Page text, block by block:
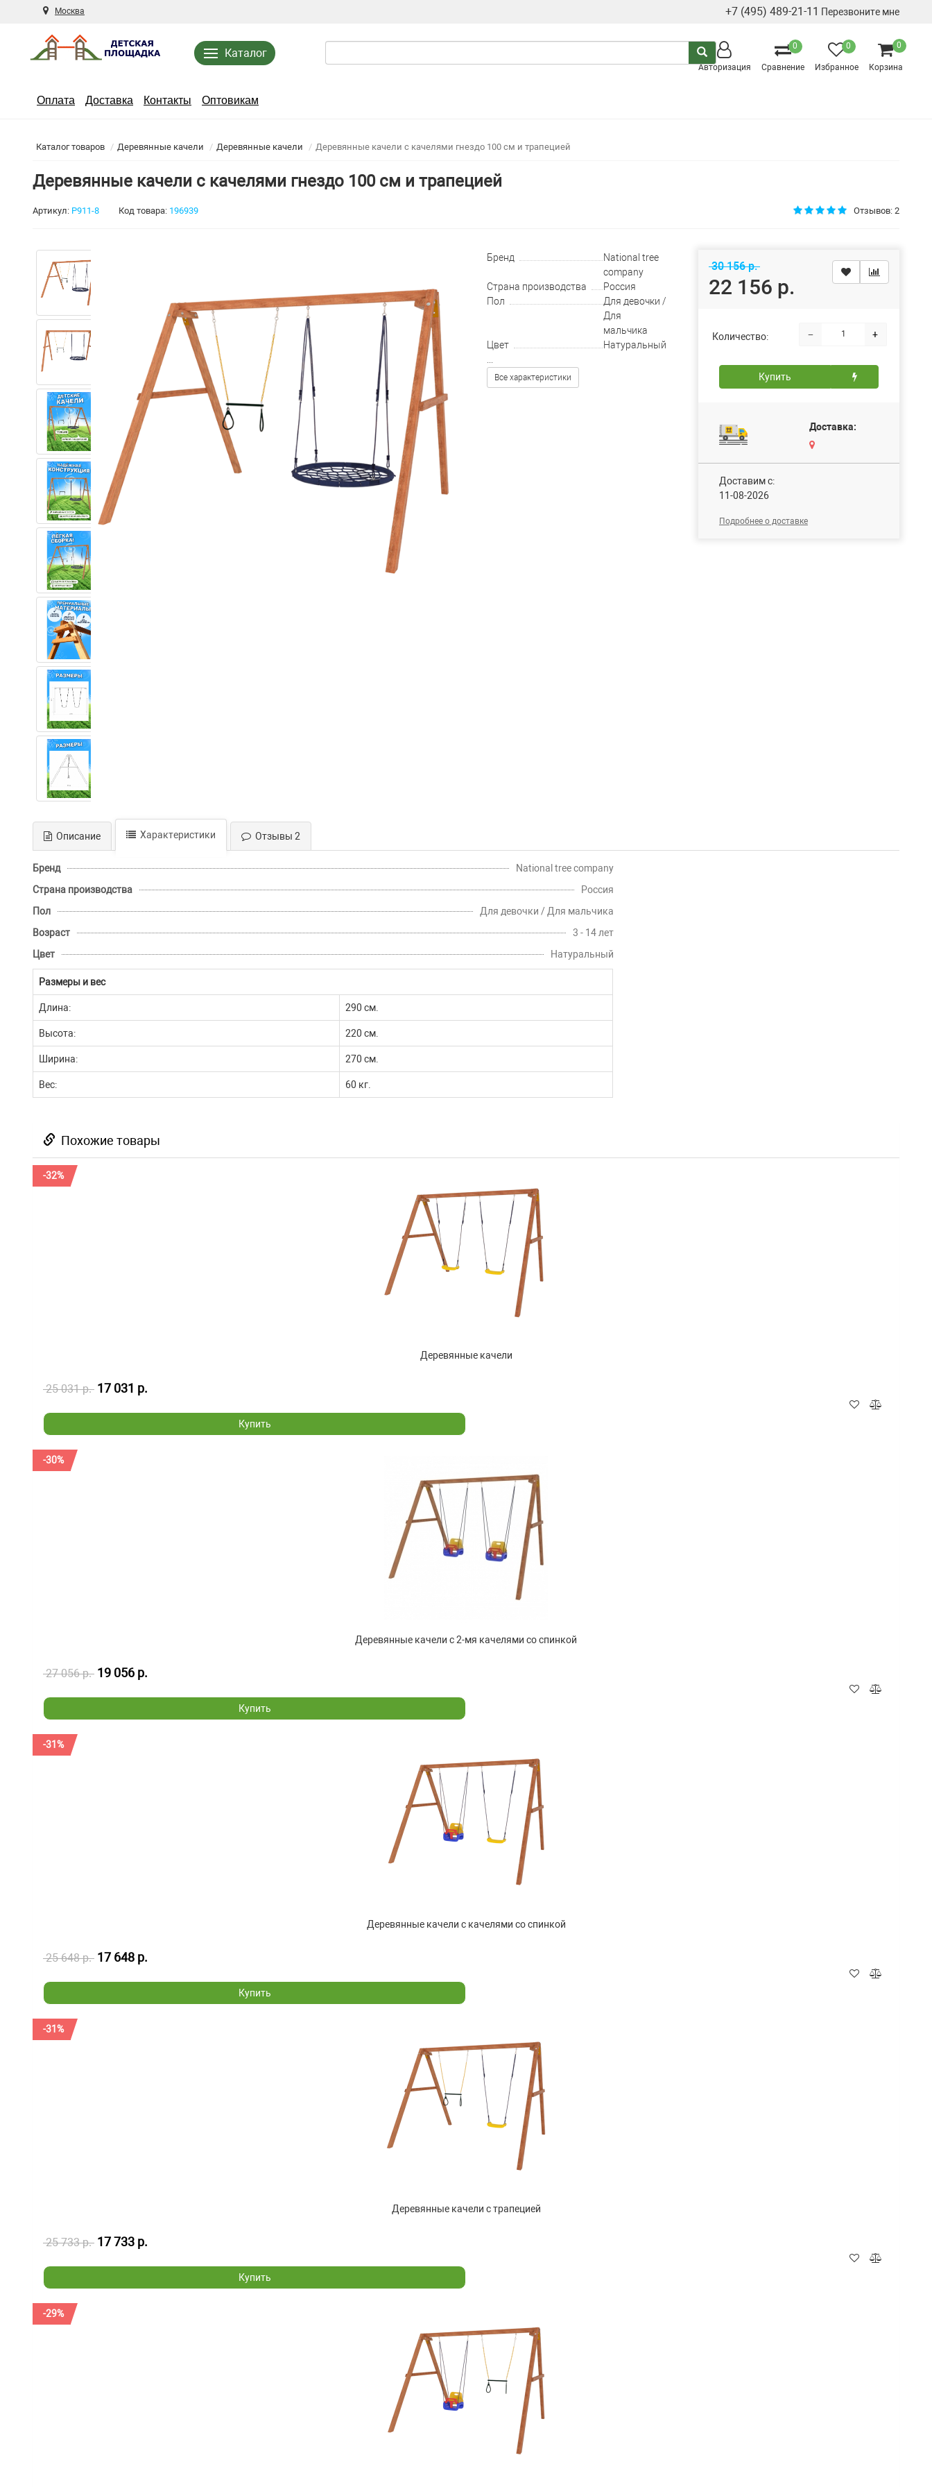
Москва +7 (495) 489-21-11 Перезвоните мне
Каталог
Авторизация
0
Сравнение
0
Избранное
0
Корзина
Оплата Доставка Контакты Оптовикам
Каталог товаров Деревянные качели Деревянные качели Деревянные качели с качелями гнездо 100 см и трапецией
Деревянные качели с качелями гнездо 100 см и трапецией
Артикул: Р911-8 Код товара: 196939 Отзывов: 2
Бренд
National tree
company
Страна производства
Россия
Пол
Для девочки /
Для
мальчика
Цвет
Натуральный
Все характеристики
30 156 р.
22 156 р.
Количество: − +
Купить
Доставка:
Доставим c:
11-08-2026
Подробнее о доставке
Описание Характеристики Отзывы 2
Бренд
National tree company
Страна производства
Россия
Пол
Для девочки / Для мальчика
Возраст
3 - 14 лет
Цвет
Натуральный
Размеры и вес
Длина: 290 см.
Высота: 220 см.
Ширина: 270 см.
Вес: 60 кг.
Похожие товары
-32%
Деревянные качели
25 031 р. 17 031 р.
Купить
-30%
Деревянные качели с 2-мя качелями со спинкой
27 056 р. 19 056 р.
Купить
-31%
Деревянные качели с качелями со спинкой
25 648 р. 17 648 р.
Купить
-31%
Деревянные качели с трапецией
25 733 р. 17 733 р.
Купить
-29%